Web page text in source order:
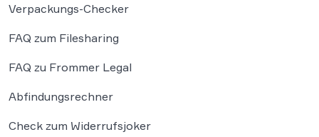
Verpackungs-Checker
FAQ zum Filesharing
FAQ zu Frommer Legal
Abfindungsrechner
Check zum Widerrufsjoker